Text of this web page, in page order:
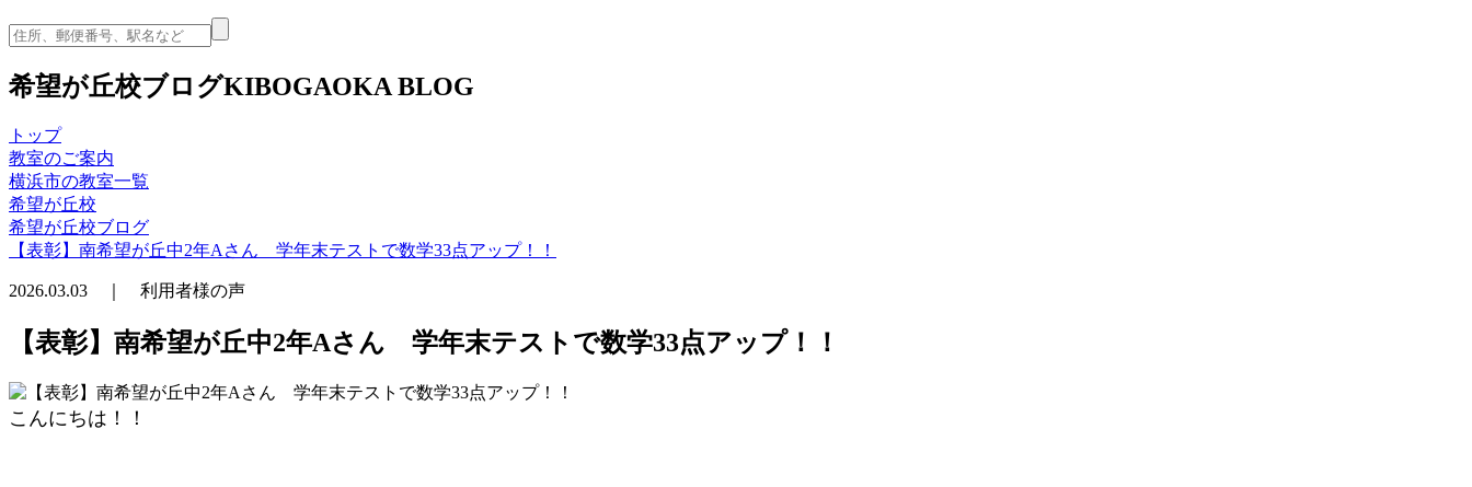
希望が丘校ブログKIBOGAOKA BLOG
トップ
教室のご案内
横浜市の教室一覧
希望が丘校
希望が丘校ブログ
【表彰】南希望が丘中2年Aさん 学年末テストで数学33点アップ！！
2026.03.03 ｜ 利用者様の声
【表彰】南希望が丘中2年Aさん 学年末テストで数学33点アップ！！
こんにちは！！